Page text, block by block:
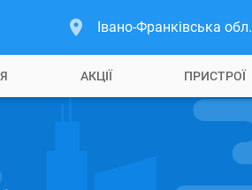
Івано-Франківська обл.
АКЦІЇ ПРИСТРОЇ